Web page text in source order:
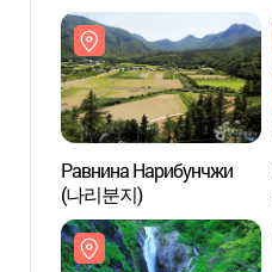
Уллындо, Токто)
(코끼리바위 (울릉도, 독도
국가지질공원))
Равнина Нарибунчжи
(나리분지)